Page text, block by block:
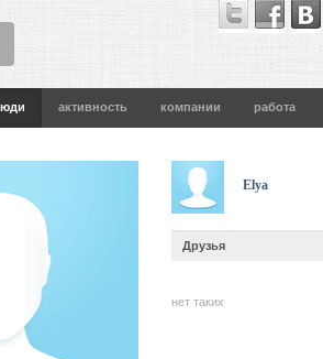
активность компании работа
Elya
Друзья
нет таких